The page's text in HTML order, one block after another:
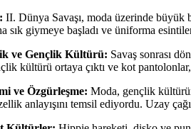
II. Dünya Savaşı, moda üzerinde büyük
sık giymeye başladı ve üniforma
ve Gençlik Kültürü: Savaş sonrası
kültürü ortaya çıktı ve kot
ve Özgürleşme: Moda, gençlik
anlayışını temsil ediyordu. Uzay